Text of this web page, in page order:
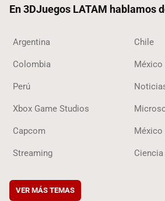
En 3DJuegos LATAM hablamos
Argentina Chile
Colombia México
Perú
Xbox Game Studios
Capcom México
Streaming
VER MÁS TEMAS